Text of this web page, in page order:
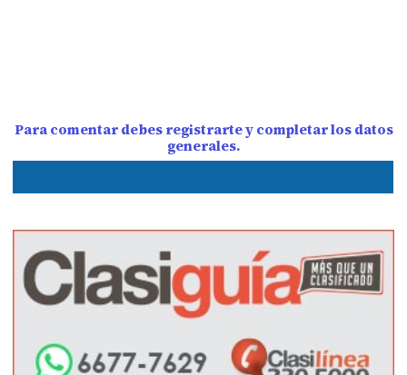
Para comentar debes registrarte y completar los datos
generales.